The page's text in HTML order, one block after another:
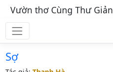
Vườn thơ Cùng Thư Giản
Sợ